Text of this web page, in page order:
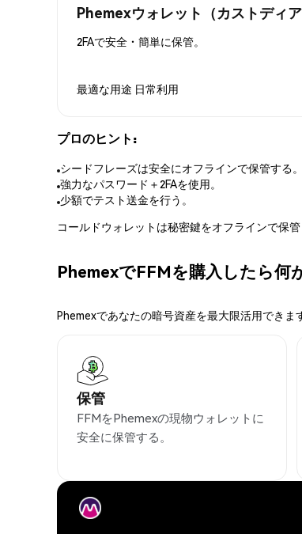
Phemexウォレット（カストディア
2FAで安全・簡単に保管。
最適な用途 日常利用
プロのヒント:
シードフレーズは安全にオフラインで保管する。
強力なパスワード＋2FAを使用。
少額でテスト送金を行う。
コールドウォレットは秘密鍵をオフラインで保
PhemexでFFMを購入したら何
Phemexであなたの暗号資産を最大限活用できま
保管
FFMをPhemexの現物ウォレットに
安全に保管する。